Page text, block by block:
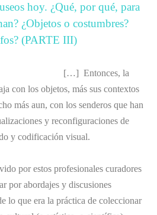
hoy. ¿Qué, por qué, para
¿Objetos o costumbres?
(PARTE III)
[…] Entonces, la
con los objetos, más sus contextos
más aun, con los senderos que han
y reconfiguraciones de
y codificación visual.
por estos profesionales curadores
por abordajes y discusiones
lo que era la práctica de coleccionar